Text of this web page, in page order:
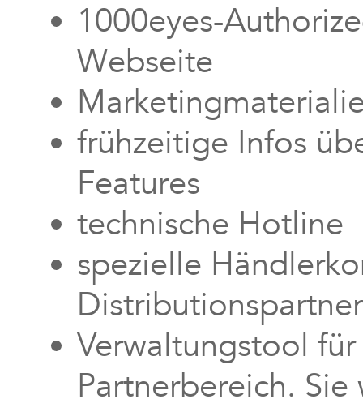
1000eyes-
Webseite
frühzeitige Infos
Features
technische Hotline
spezielle
Verwaltungstool
Partnerbereich.